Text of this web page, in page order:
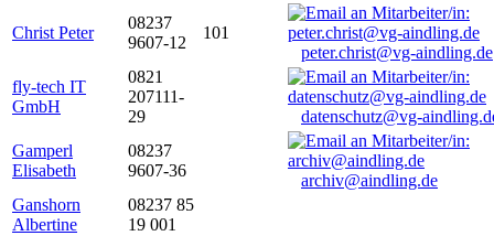
Christ Peter
08237
9607-12
101
peter.christ@vg-aindling.de
fly-tech IT
GmbH
0821
207111-
29
datenschutz@vg-
Gamperl
Elisabeth
08237
9607-36
archiv@aindling.de
Ganshorn
Albertine
08237 85
19 001